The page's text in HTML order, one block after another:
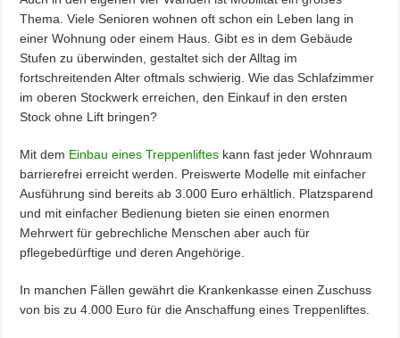
Thema. Viele Senioren wohnen oft schon ein Leben lang in
einer Wohnung oder einem Haus. Gibt es in dem Gebäude
Stufen zu überwinden, gestaltet sich der Alltag im
fortschreitenden Alter oftmals schwierig. Wie das Schlafzimmer
im oberen Stockwerk erreichen, den Einkauf in den ersten
Stock ohne Lift bringen?
Mit dem Einbau eines Treppenliftes kann fast jeder Wohnraum
barrierefrei erreicht werden. Preiswerte Modelle mit einfacher
Ausführung sind bereits ab 3.000 Euro erhältlich. Platzsparend
und mit einfacher Bedienung bieten sie einen enormen
Mehrwert für gebrechliche Menschen aber auch für
pflegebedürftige und deren Angehörige.
In manchen Fällen gewährt die Krankenkasse einen Zuschuss
von bis zu 4.000 Euro für die Anschaffung eines Treppenliftes.